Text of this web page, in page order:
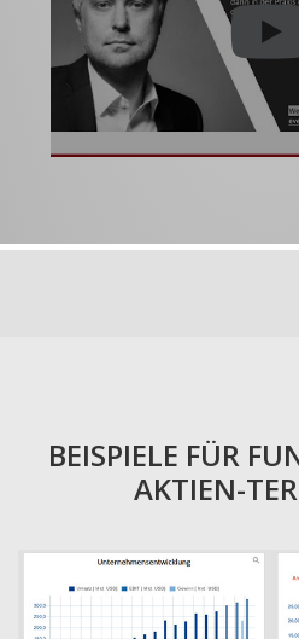
BEISPIELE FÜR
AKTIEN-